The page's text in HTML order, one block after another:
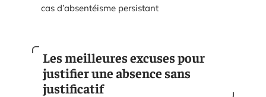
cas d’absentéisme persistant
Les meilleures excuses pour
justifier une absence sans
justificatif